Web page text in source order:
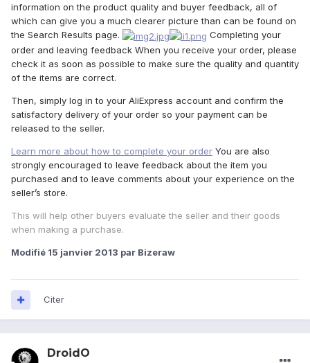
information on the product quality and buyer feedback, all of
which can give you a much clearer picture than can be found on
the Search Results page.
Completing your
order and leaving feedback When you receive your order, please
check it as soon as possible to make sure the quality and quantity
of the items are correct.
Then, simply log in to your AliExpress account and confirm the
satisfactory delivery of your order so your payment can be
released to the seller.
Learn more about how to complete your order You are also
strongly encouraged to leave feedback about the item you
purchased and to leave comments about your experience on the
seller’s store.
This will help other buyers evaluate the seller and their goods
when making a purchase.
Modifié 15 janvier 2013 par Bizeraw
Citer
DroidO